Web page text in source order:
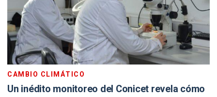
CAMBIO CLIMÁTICO
Un inédito monitoreo del Conicet revela cómo